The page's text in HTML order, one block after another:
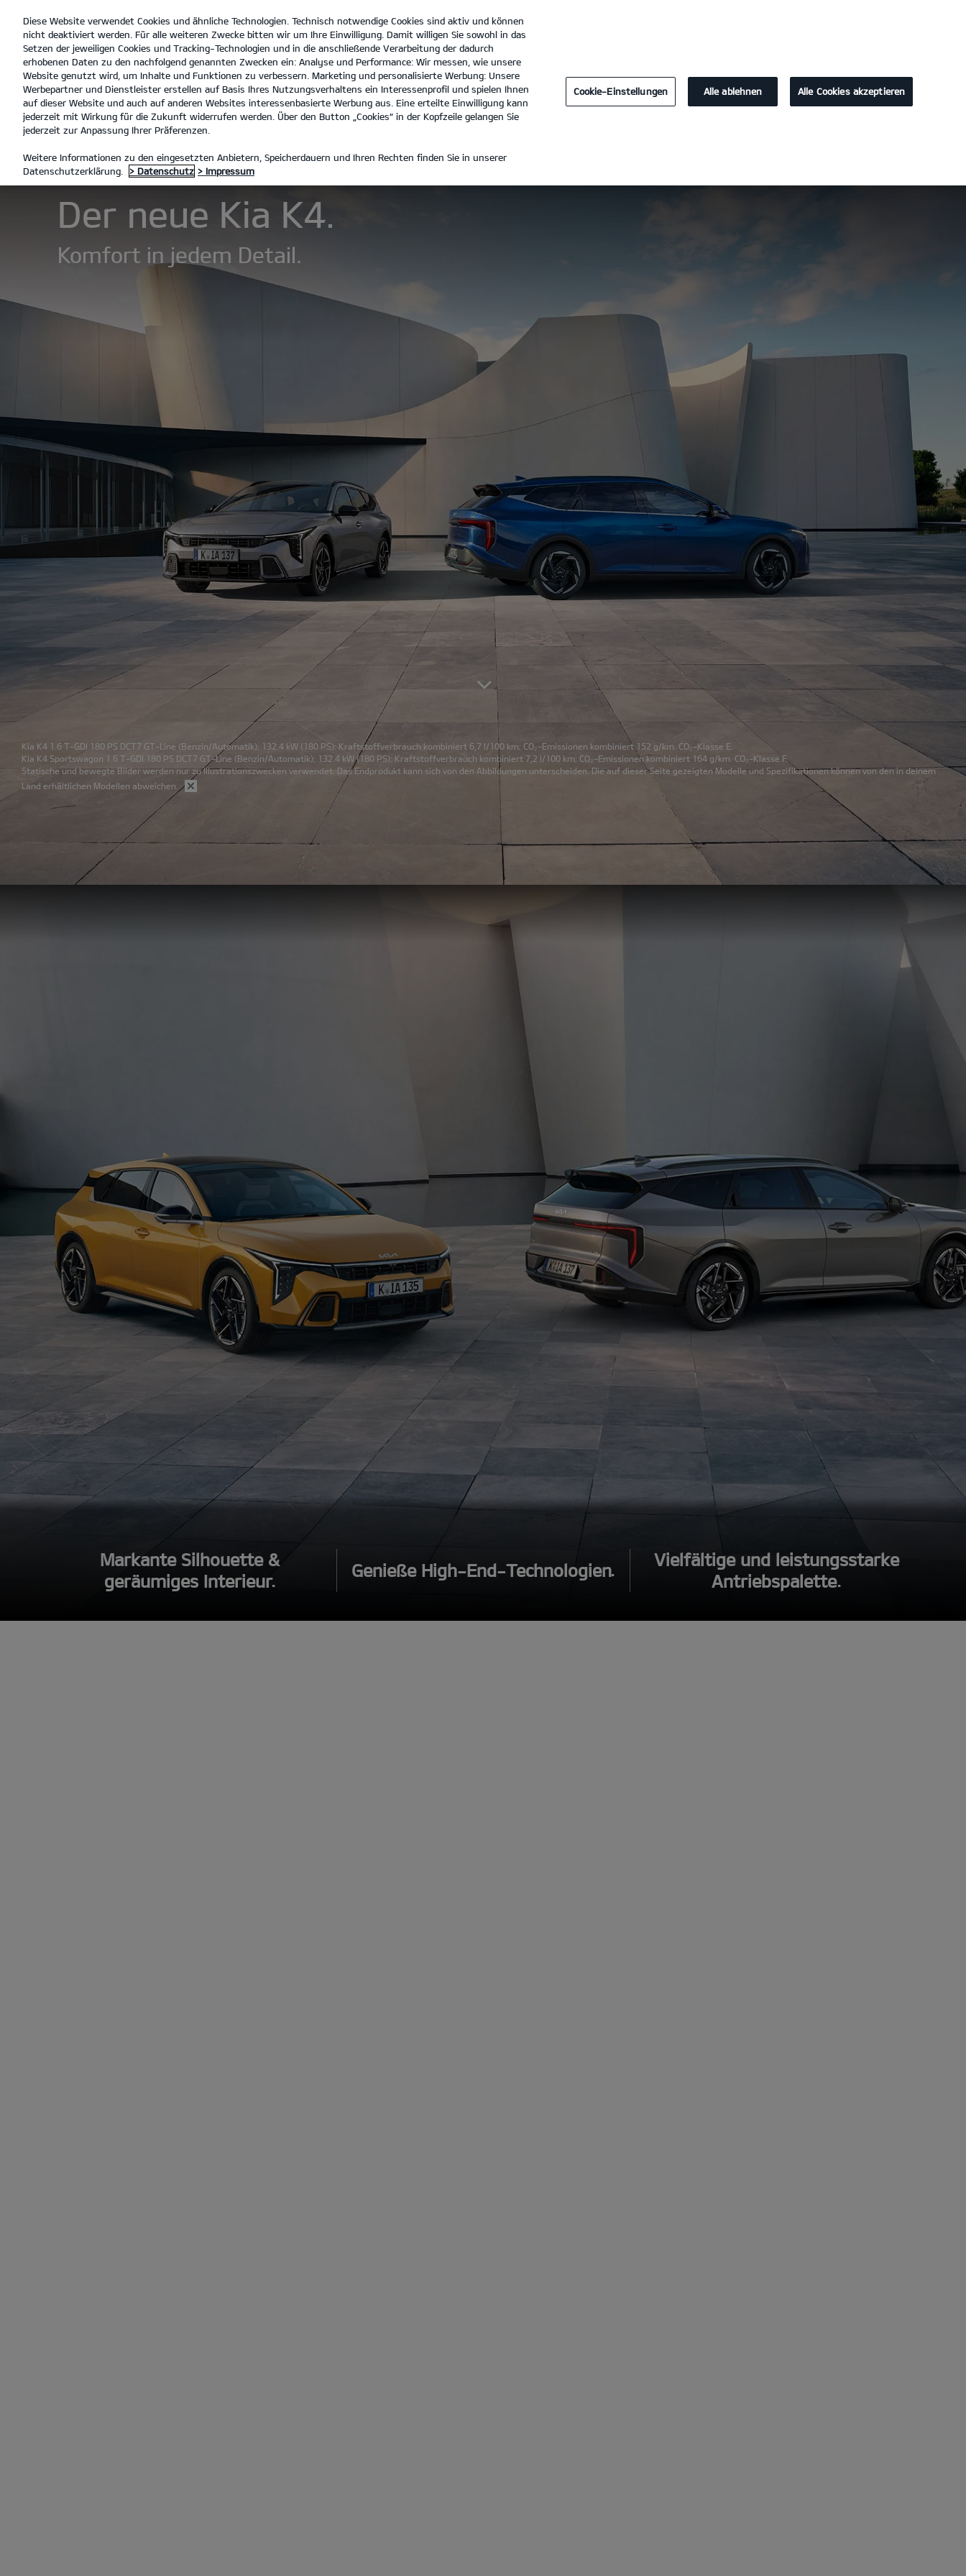
open
menu
Jähler GmbH Tel. :0365 - 833070
Der Kia K4 Entdecken Probefahrt
MODELLE
Der neue Kia K4.
Komfort in jedem Detail.
Kia K4 1.6 T-GDI 180 PS DCT7 GT-Line (Benzin/Automatik); 132.4 kW (180 PS): Kraftstoffverbrauch kombiniert 6,7 l/100 km; CO₂-Emissionen kombiniert 152 g/km. CO₂-Klasse E.
Kia K4 Sportswagon 1.6 T-GDI 180 PS DCT7 GT-Line (Benzin/Automatik); 132.4 kW (180 PS): Kraftstoffverbrauch kombiniert 7,2 l/100 km; CO₂-Emissionen kombiniert 164 g/km. CO₂-Klasse F.
Statische und bewegte Bilder werden nur zu Illustrationszwecken verwendet. Das Endprodukt kann sich von den Abbildungen unterscheiden. Die auf dieser Seite gezeigten Modelle und Spezifikationen können von den in deinem
Land erhältlichen Modellen abweichen.
Markante Silhouette &
geräumiges Interieur.
Genieße High-End-Technologien.
Vielfältige und leistungsstarke
Antriebspalette.
Diese Website verwendet Cookies und ähnliche Technologien. Technisch notwendige Cookies sind aktiv und können
nicht deaktiviert werden. Für alle weiteren Zwecke bitten wir um Ihre Einwilligung. Damit willigen Sie sowohl in das
Setzen der jeweiligen Cookies und Tracking-Technologien und in die anschließende Verarbeitung der dadurch
erhobenen Daten zu den nachfolgend genannten Zwecken ein: Analyse und Performance: Wir messen, wie unsere
Website genutzt wird, um Inhalte und Funktionen zu verbessern. Marketing und personalisierte Werbung: Unsere
Werbepartner und Dienstleister erstellen auf Basis Ihres Nutzungsverhaltens ein Interessenprofil und spielen Ihnen
auf dieser Website und auch auf anderen Websites interessenbasierte Werbung aus. Eine erteilte Einwilligung kann
jederzeit mit Wirkung für die Zukunft widerrufen werden. Über den Button „Cookies“ in der Kopfzeile gelangen Sie
jederzeit zur Anpassung Ihrer Präferenzen.
Weitere Informationen zu den eingesetzten Anbietern, Speicherdauern und Ihren Rechten finden Sie in unserer
Datenschutzerklärung.
> Datenschutz > Impressum
Cookie-Einstellungen Alle ablehnen Alle Cookies akzeptieren